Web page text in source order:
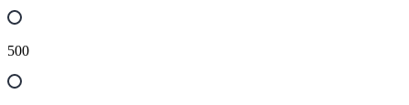
500